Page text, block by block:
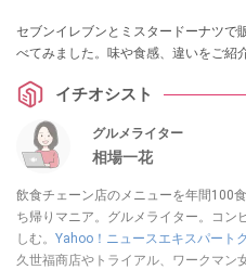
セブンイレブンとミスタードーナツで
べてみました。味や食感、違いをご紹
イチオシスト
グルメライター
相場一花
飲食チェーン店のメニューを年間100
ち帰りマニア。グルメライター。コン
しむ。 Yahoo！ニュースエキスパート
久世福商店やトライアル、ワークマン